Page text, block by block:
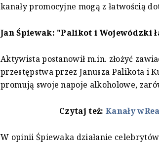
kanały promocyjne mogą z łatwością
Jan Śpiewak: "Palikot i Wojewódzki
Aktywista postanowił m.in. złożyć
przestępstwa przez Janusza Palikota i
promują swoje napoje alkoholowe,
Czytaj też: Kanały
W opinii Śpiewaka działanie